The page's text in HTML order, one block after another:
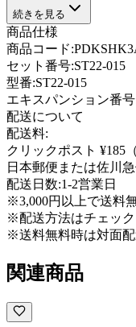
続きを見る
商品仕様
商品コード:
セット番号:ST22-015
型番:ST22-015
エキスパンション番号
配送について
配送料:
クリックポスト ¥185
日本郵便または佐川
配送日数:1-2営業日
※3,000円以上で送料
※配送方法はチェッ
※送料無料時は対面
関連商品